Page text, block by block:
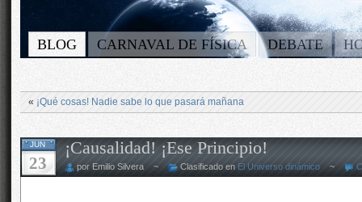
BLOG CARNAVAL DE FÍSICA DEBATE
« ¡Qué cosas! Nadie sabe lo que pasará mañana
JUN
23
¡Causalidad! ¡Ese Principio!
por Emilio Silvera ~ Clasificado en El Universo dinámico~